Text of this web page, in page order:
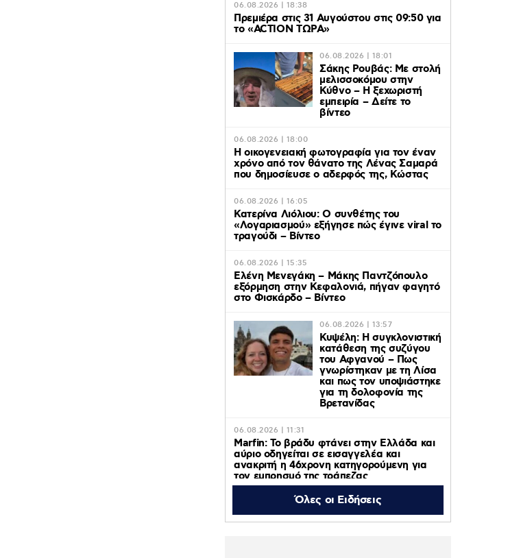
06.08.2026 | 18:38
Πρεμιέρα στις 31 Αυγούστου στις 09:50 για
το «ACTION ΤΩΡΑ»
06.08.2026 | 18:01
Σάκης Ρουβάς: Με στολή
μελισσοκόμου στην
Κύθνο – Η ξεχωριστή
εμπειρία – Δείτε το
βίντεο
06.08.2026 | 18:00
Η οικογενειακή φωτογραφία για τον έναν
χρόνο από τον θάνατο της Λένας Σαμαρά
που δημοσίευσε ο αδερφός της, Κώστας
06.08.2026 | 16:05
Κατερίνα Λιόλιου: Ο συνθέτης του
«Λογαριασμού» εξήγησε πώς έγινε viral το
τραγούδι – Βίντεο
06.08.2026 | 15:35
Ελένη Μενεγάκη – Μάκης Παντζόπουλο
εξόρμηση στην Κεφαλονιά, πήγαν φαγητό
στο Φισκάρδο – Βίντεο
06.08.2026 | 13:57
Κυψέλη: Η συγκλονιστική
κατάθεση της συζύγου
του Αφγανού – Πως
γνωρίστηκαν με τη Λίσα
και πως τον υποψιάστηκε
για τη δολοφονία της
Βρετανίδας
06.08.2026 | 11:31
Marfin: Το βράδυ φτάνει στην Ελλάδα και
αύριο οδηγείται σε εισαγγελέα και
ανακριτή η 46χρονη κατηγορούμενη για
τον εμπρησμό της τράπεζας
06.08.2026 | 11:23
Γαρυφαλλιά Καληφώνη: Διακοπές με
Όλες οι Ειδήσεις